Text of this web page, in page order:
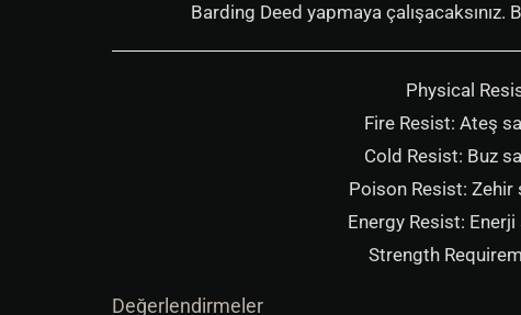
Barding Deed yapmaya çalışacaksınız.
Physical
Fire Resist: Ateş
Cold Resist: Buz
Poison Resist: Zehir
Energy Resist: Enerji
Strength
Değerlendirmeler